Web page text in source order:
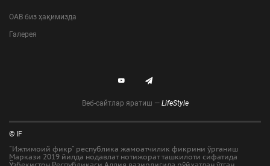
ОАВ биз ҳақимизда
Галерея
Веб-сайтлар яратиш — LifeStyle
© IF
"Ижтимоий фикр" республика жамоатчилик фикрини ўрганиш
Маркази 2019 йилда нодавлат нотижорат ташкилоти сифатида